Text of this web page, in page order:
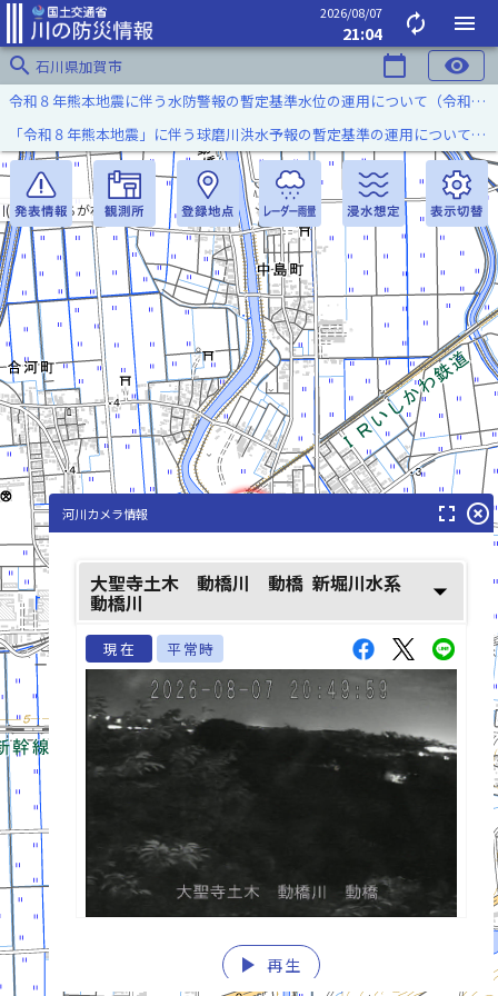
2026/08/07
21:04 autorenew
menu
search 石川県加賀市 calendar_today visibility
動橋川(いぶりばしがわ)
(ようかいちがわ)
令和８年熊本地震に伴う水防警報の暫定基準水位の運用について（令和８年８月７日）
「令和８年熊本地震」に伴う球磨川洪水予報の暫定基準の運用について（令和８年８月５日）
河川カメラ情報 fullscreen highlight_off
大聖寺土木 動橋川 動橋 新堀川水系
動橋川 arrow_drop_down
現在 平常時
play_arrow 再生